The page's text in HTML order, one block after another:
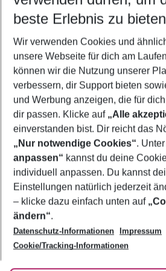
5-8 Nächte
2 Erwachsene Keine Kinder
Mehr Filter
Footer
Footer navigation
Über uns
AGB
Bestpreisgarantie
Cookie-Einstellungen ändern
Cookie-Richtlinie
Agenturbetreuung
Barrierefreies Reisen
Folge uns
beste Erlebnis zu
Wir verwenden Cookies und
unsere Webseite für dich am
können wir die Nutzung unserer
verbessern, dir Support bieten
und Werbung anzeigen, die für
dir passen. Klicke auf „Alle
einverstanden bist. Dir reicht das
„Nur notwendige Cookies“. Unter
anpassen“ kannst du deine
individuell anpassen. Du kannst
Einstellungen natürlich jederzeit
– klicke dazu einfach unten auf
ändern“.
Datenschutz-Informationen
Impressum
Cookie/Tracking-Informationen